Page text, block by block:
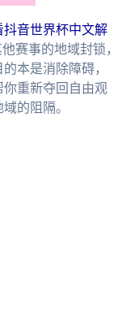
音世界杯中文解
赛事的地域封锁，
本是消除障碍，
重新夺回自由观
的阻隔。